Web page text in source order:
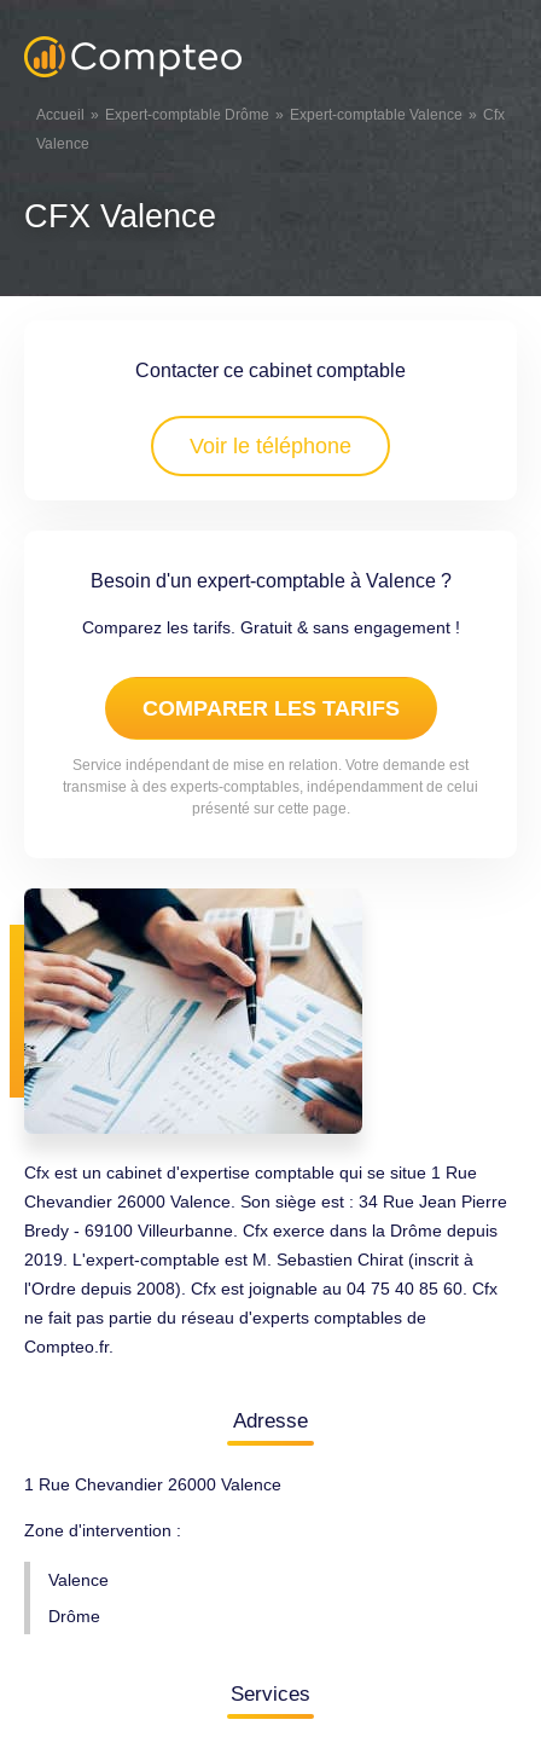
Accueil Expert-comptable Drôme Expert-comptable Valence
Cfx
Valence
CFX Valence
Contacter ce cabinet comptable
Voir le téléphone
Besoin d'un expert-comptable à Valence ?
Comparez les tarifs. Gratuit & sans engagement !
COMPARER LES TARIFS
Service indépendant de mise en relation. Votre demande est
transmise à des experts-comptables, indépendamment de celui
présenté sur cette page.
Cfx est un cabinet d'expertise comptable qui se situe 1 Rue
Chevandier 26000 Valence. Son siège est : 34 Rue Jean Pierre
Bredy - 69100 Villeurbanne. Cfx exerce dans la Drôme depuis
2019. L'expert-comptable est M. Sebastien Chirat (inscrit à
l'Ordre depuis 2008). Cfx est joignable au 04 75 40 85 60. Cfx
ne fait pas partie du réseau d'experts comptables de
Compteo.fr.
Adresse
1 Rue Chevandier 26000 Valence
Zone d'intervention :
Valence
Drôme
Services